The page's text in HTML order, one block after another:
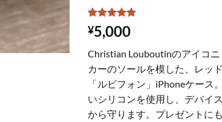
5
件の利用者
評価に基づ
価のうち、
5
¥5,000
Christian Louboutinのアイコ
カーのソールを模した、レッ
「ルビフォン」iPhoneケース
いシリコンを使用し、デバイ
から守ります。プレゼントに